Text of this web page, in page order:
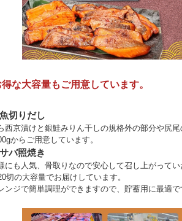
得な大容量もご用意しています。
切りだし
西京漬けと銀鮭みりん干しの規格外の部分や尻尾
からご用意しています。
バ照焼き
にも人気、骨取りなので安心して召し上がってい
切の大容量でお届けしています。
ンジで簡単調理ができますので、貯蓄用に最適で